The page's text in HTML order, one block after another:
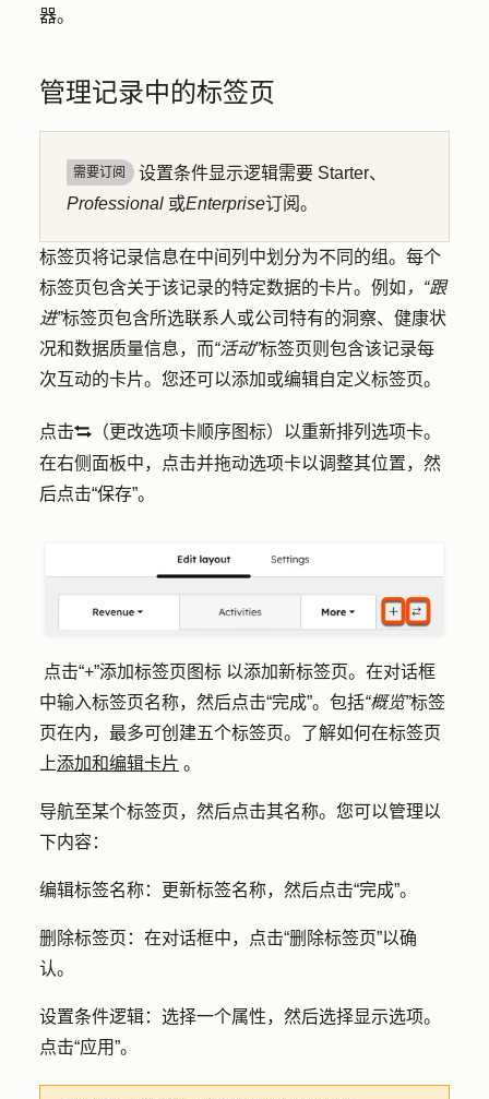
器。
管理记录中的标签页
需要订阅
设置条件显示逻辑需要 Starter、
Professional 或Enterprise订阅。
标签页将记录信息在中间列中划分为不同的组。每个
标签页包含关于该记录的特定数据的卡片。例如 ，“跟
进”标签页包含所选联系人或公司特有的洞察、健康状
况和数据质量信息，而“活动”标签页则包含该记录每
次互动的卡片。您还可以添加或编辑自定义标签页。
点击dataSyncIcon （更改选项卡顺序图标） 以重新排列选项卡。
在右侧面板中，点击并拖动选项卡以调整其位置，然
后点击“保存”。
点击“+”添加标签页图标 以添加新标签页。在对话框
中输入标签页名称，然后点击“完成”。包括“概览”标签
页在内，最多可创建五个标签页。了解如何在标签页
上添加和编辑卡片 。
导航至某个标签页，然后点击其名称。您可以管理以
下内容：
编辑标签名称：更新标签名称，然后点击“完成”。
删除标签页 ：在对话框中，点击“删除标签页”以确
认。
设置条件逻辑：选择一个属性，然后选择显示选项。
点击“应用”。